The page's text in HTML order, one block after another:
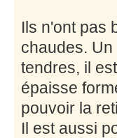
Ils n'ont pas
chaudes.
tendres, il
épaisse
pouvoir la
Il est aussi